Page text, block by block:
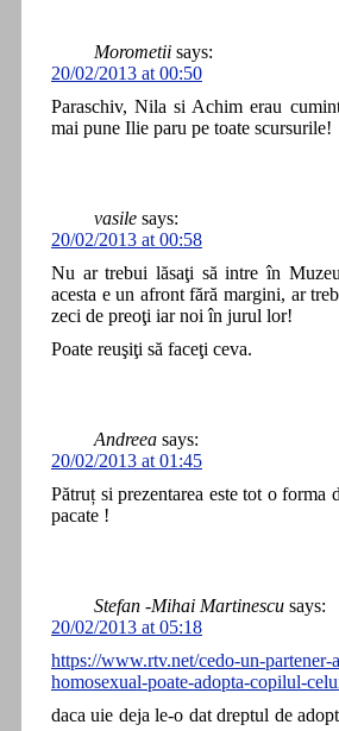
Morometii says:
20/02/2013 at 00:50
Paraschiv, Nila si Achim erau
mai pune Ilie paru pe toate scursurile!
vasile says:
20/02/2013 at 00:58
Nu ar trebui lăsaţi să intre în
acesta e un afront fără margini, ar
zeci de preoţi iar noi în jurul lor!
Poate reuşiţi să faceţi ceva.
Andreea says:
20/02/2013 at 01:45
Pătruț si prezentarea este tot o
pacate !
Stefan -Mihai Martinescu says:
20/02/2013 at 05:18
https://www.rtv.net/cedo-un-
homosexual-poate-adopta-copilul-
daca uie deja le-o dat dreptul de